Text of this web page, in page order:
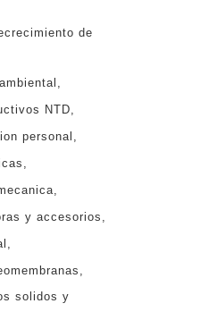
de
NTD
personal
y accesorios
solidos y